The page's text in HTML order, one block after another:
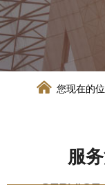
낀 您现在的位
服